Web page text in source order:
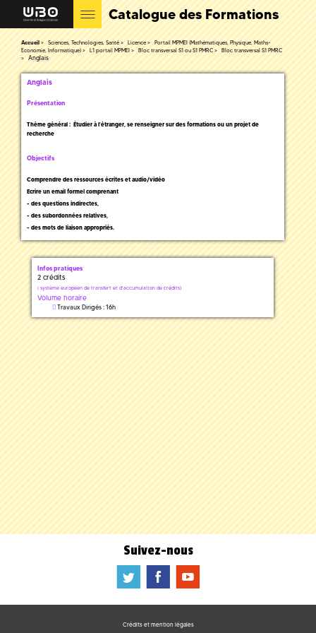
Catalogue des Formations
Accueil Sciences, Technologies, Santé Licence
Portail MPMEI (Mathématiques, Physique, Maths-
Economie, Informatique)
L1 portail MPMEI Bloc transversal S1 ou S1 PMRC Bloc transversal S1 PMRC
Anglais
Anglais
Présentation
Thème général : Étudier à l'étranger, se renseigner sur des formations ou un projet de
recherche
Objectifs
Comprendre des ressources écrites et audio/vidéo
Ecrire un email formel comprenant
- des questions indirectes,
- des subordonnées relatives,
- des mots de liaison appropriés.
Infos pratiques
2 crédits
( système européen de transfert et d'accumulation de crédits)
Volume horaire
Travaux Dirigés : 16h
Suivez-nous
a b f
Crédits et mention légales